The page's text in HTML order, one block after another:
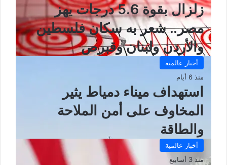
زلزال بقوة 5.6 درجات يهز
مصر.. شعر به سكان فلسطين
والأردن ولبنان وقبرص
أخبار عالمية
منذ 6 أيام
استهداف ميناء دمياط يثير
المخاوف على أمن الملاحة
والطاقة
أخبار عالمية
منذ 3 أسابيع